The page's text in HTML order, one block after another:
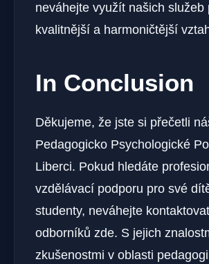
neváhejte využít našich služeb
kvalitnější a harmoničtější
In Conclusion
Děkujeme, že jste si přečetli
Pedagogicko Psychologické
Liberci. Pokud hledáte
vzdělávací podporu pro své
studenty, neváhejte
odborníků zde. S jejich
zkušenostmi v oblasti